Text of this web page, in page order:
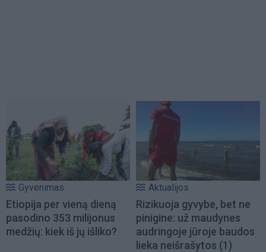
Gyvenimas
Etiopija per vieną dieną
pasodino 353 milijonus
medžių: kiek iš jų išliko?
Aktualijos
Rizikuoja gyvybe, bet ne
pinigine: už maudynes
audringoje jūroje baudos
lieka neišrašytos (1)